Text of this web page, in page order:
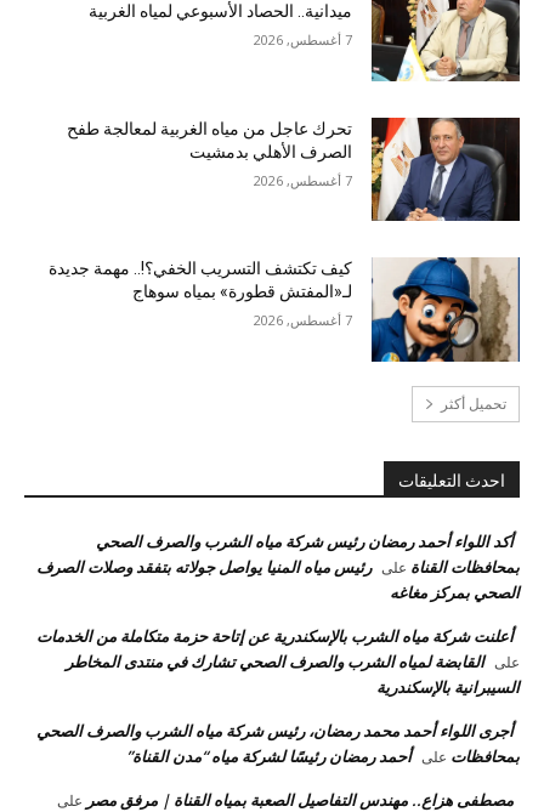
ميدانية.. الحصاد الأسبوعي لمياه الغربية
7 أغسطس, 2026
تحرك عاجل من مياه الغربية لمعالجة طفح
الصرف الأهلي بدمشيت
7 أغسطس, 2026
كيف تكتشف التسريب الخفي؟!.. مهمة جديدة
لـ«المفتش قطورة» بمياه سوهاج
7 أغسطس, 2026
تحميل أكثر
احدث التعليقات
أكد اللواء أحمد رمضان رئيس شركة مياه الشرب والصرف الصحي
بمحافظات القناة على رئيس مياه المنيا يواصل جولاته بتفقد وصلات الصرف
الصحي بمركز مغاغه
أعلنت شركة مياه الشرب بالإسكندرية عن إتاحة حزمة متكاملة من الخدمات
على القابضة لمياه الشرب والصرف الصحي تشارك في منتدى المخاطر
السيبرانية بالإسكندرية
أجرى اللواء أحمد محمد رمضان، رئيس شركة مياه الشرب والصرف الصحي
بمحافظات على أحمد رمضان رئيسًا لشركة مياه “مدن القناة”
مصطفى هزاع.. مهندس التفاصيل الصعبة بمياه القناة | مرفق مصر على